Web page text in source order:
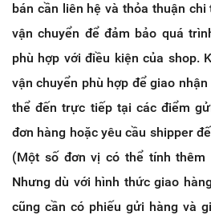
bán cần liên hệ và thỏa thuận
vận chuyển để đảm bảo quá
phù hợp với điều kiện của shop.
vận chuyển phù hợp để giao
thể đến trực tiếp tại các điểm
đơn hàng hoặc yêu cầu shipper
(Một số đơn vị có thể tính thêm
Nhưng dù với hình thức giao
cũng cần có phiếu gửi hàng và